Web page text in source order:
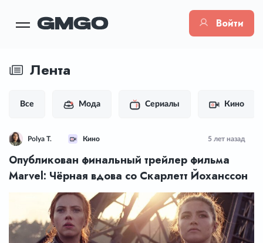
Войти
Лента
Все Мода Сериалы Кино
Polya T. Кино 5 лет назад
Опубликован финальный трейлер фильма
Marvel: Чёрная вдова со Скарлетт Йоханссон